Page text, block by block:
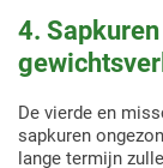
4.
De vierde en
sapkuren
lange termijn